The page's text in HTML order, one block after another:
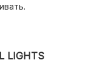
LIGHTS